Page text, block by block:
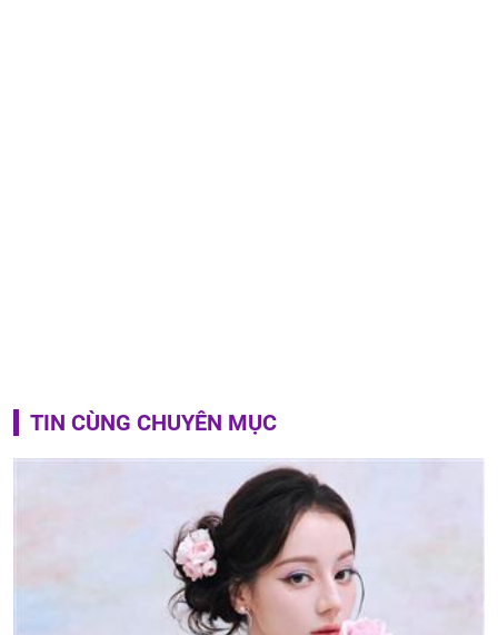
TIN CÙNG CHUYÊN MỤC